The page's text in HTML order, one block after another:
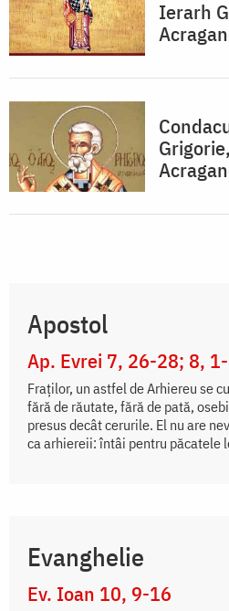
Ierarh
Apostol
Ap. Evrei 7, 26-28; 8,
Fraţilor, un astfel de Arhiereu se
fără de răutate, fără de pată,
presus decât cerurile. El nu are
ca arhiereii: întâi pentru păcatele
Evanghelie
Ev. Ioan 10, 9-16